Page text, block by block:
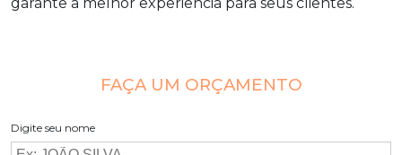
garante a melhor experiência para seus clientes.
FAÇA UM ORÇAMENTO
Digite seu nome